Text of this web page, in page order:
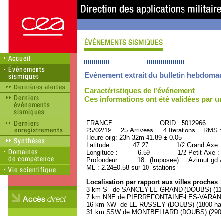
Evénement extrait du bulletin
Caractéristiques de l'événement
Ces informations ont été validées par
FRANCE ORID : 5012966
25/02/19 25 Arrivees 4 Iterations RMS
Heure orig: 23h 32m 41.89 ± 0.05
Latitude : 47.27 1/2 Grand Axe
Longitude : 6.59 1/2 Petit Axe :
Profondeur: 18. (Imposee) Azimut gd
ML : 2.24±0.58 sur 10 stations
Localisation par rapport aux villes proches
3 km S de SANCEY-LE-GRAND (DOUBS)
7 km NNE de PIERREFONTAINE-LES-
16 km NW de LE RUSSEY (DOUBS) (1800
31 km SSW de MONTBELIARD (DOUBS)